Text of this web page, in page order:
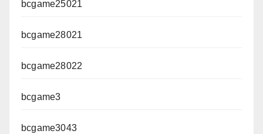
bcgame25021
bcgame28021
bcgame28022
bcgame3
bcgame3043